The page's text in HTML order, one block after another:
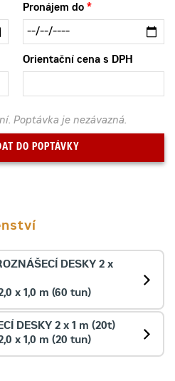
Pronájem do
Orientační cena s DPH
Poptávka je nezávazná.
DO POPTÁVKY
DESKY 2 x
x 1,0 m (60 tun)
DESKY 2 x 1 m (20t)
x 1,0 m (20 tun)